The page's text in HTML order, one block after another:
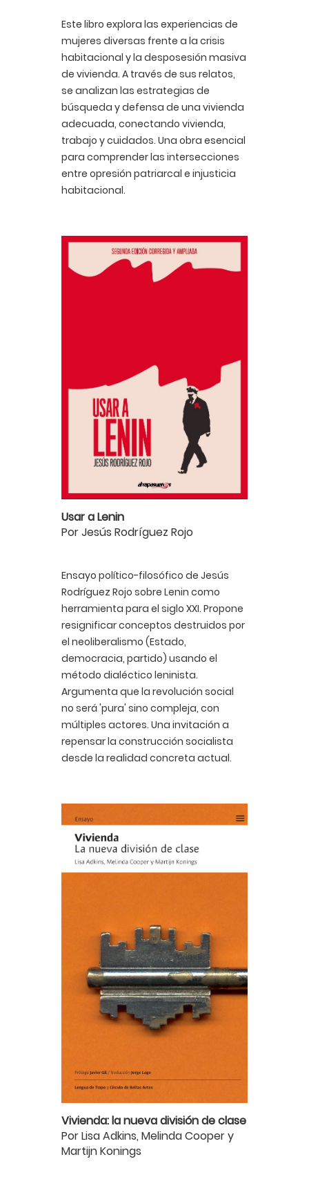
Este libro explora las experiencias de
mujeres diversas frente a la crisis
habitacional y la desposesión masiva
de vivienda. A través de sus relatos,
se analizan las estrategias de
búsqueda y defensa de una vivienda
adecuada, conectando vivienda,
trabajo y cuidados. Una obra esencial
para comprender las intersecciones
entre opresión patriarcal e injusticia
habitacional.
Usar a Lenin
Por Jesús Rodríguez Rojo
Ensayo político-filosófico de Jesús
Rodríguez Rojo sobre Lenin como
herramienta para el siglo XXI. Propone
resignificar conceptos destruidos por
el neoliberalismo (Estado,
democracia, partido) usando el
método dialéctico leninista.
Argumenta que la revolución social
no será 'pura' sino compleja, con
múltiples actores. Una invitación a
repensar la construcción socialista
desde la realidad concreta actual.
Vivienda: la nueva división de clase
Por Lisa Adkins, Melinda Cooper y
Martijn Konings